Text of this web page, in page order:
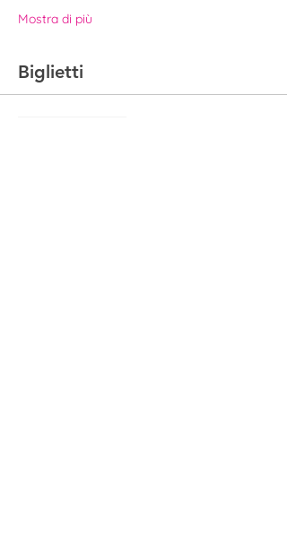
Mostra di più
Biglietti